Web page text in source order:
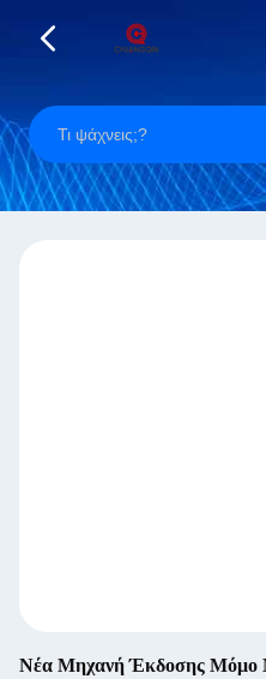
Νέα Μηχανή Έκδοσης Μόμο